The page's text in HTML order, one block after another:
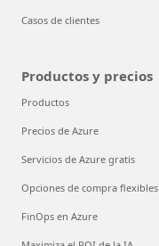
Casos de clientes
Productos y precios
Productos
Precios de Azure
Servicios de Azure gratis
Opciones de compra flexibles
FinOps en Azure